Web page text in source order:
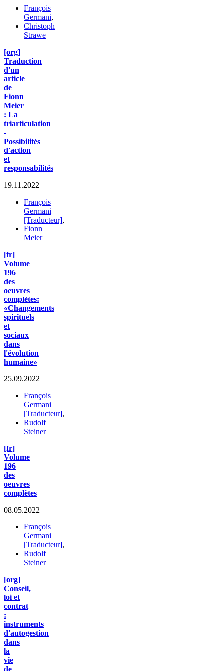
François
Germani,
Christoph
Strawe
[org]
Traduction
d'un
article
de
Fionn
Meier
: La
triarticulation
-
Possibilités
d'action
et
responsabilités
19.11.2022
François
Germani
[Traducteur],
Fionn
Meier
[fr]
Volume
196
des
oeuvres
complètes:
«Changements
spirituels
et
sociaux
dans
l'évolution
humaine»
25.09.2022
François
Germani
[Traducteur],
Rudolf
Steiner
[fr]
Volume
196
des
oeuvres
complètes
08.05.2022
François
Germani
[Traducteur],
Rudolf
Steiner
[org]
Conseil,
loi et
contrat
:
instruments
d'autogestion
dans
la
vie
de